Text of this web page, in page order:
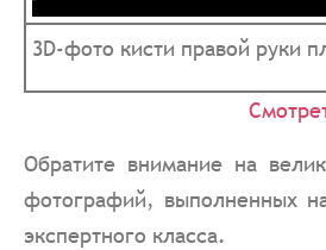
3D-фото кисти правой руки
Обратите внимание на
фотографий, выполненных
экспертного класса.